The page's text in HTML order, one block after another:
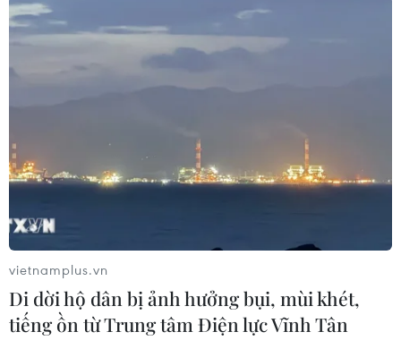
hiện tượng El Nino
19/07/2016 06:40
tượng thời tiết El Nino tại vùng Caribe, hay còn gọi là El
Nino Dao động phương Nam (ENOS) đã tiếp tục suy
yếu trong tháng Sáu.
vietnamplus.vn
Di dời hộ dân bị ảnh hưởng bụi, mùi khét,
tiếng ồn từ Trung tâm Điện lực Vĩnh Tân